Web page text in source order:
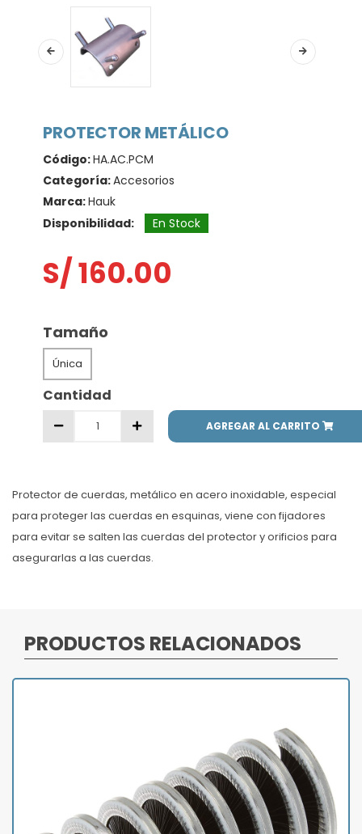
PROTECTOR METÁLICO
Código:HA.AC.PCM
Categoría:Accesorios
Marca:Hauk
Disponibilidad:
En Stock
S/ 160.00
Tamaño
Única
Cantidad
AGREGAR AL CARRITO
Protector de cuerdas, metálico en acero inoxidable, especial
para proteger las cuerdas en esquinas, viene con fijadores
para evitar se salten las cuerdas del protector y orificios para
asegurarlas a las cuerdas.
PRODUCTOS RELACIONADOS